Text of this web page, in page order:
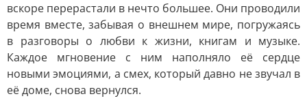
вскоре перерастали в нечто большее. Они проводили
время вместе, забывая о внешнем мире, погружаясь
в разговоры о любви к жизни, книгам и музыке.
Каждое мгновение с ним наполняло её сердце
новыми эмоциями, а смех, который давно не звучал в
её доме, снова вернулся.